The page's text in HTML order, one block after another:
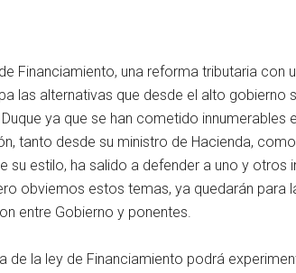
Financiamiento, una reforma tributaria con
las alternativas que desde el alto gobierno
ya que se han cometido innumerables
tanto desde su ministro de Hacienda,
su estilo, ha salido a defender a uno y otros
obviemos estos temas, ya quedarán para
entre Gobierno y ponentes.
de la ley de Financiamiento podrá